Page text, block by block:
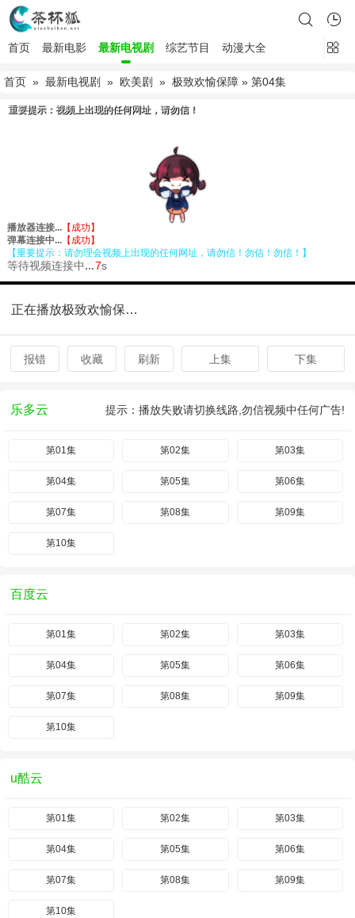
首页 最新电影 最新电视剧 综艺节目 动漫大全
首页 » 最新电视剧 » 欧美剧 » 极致欢愉保障 » 第04集
正在播放极致欢愉保障第04集
报错 收藏 刷新 上集 下集
乐多云 提示：播放失败请切换线路,勿信视频中任何广告!
第01集 第02集 第03集
第04集 第05集 第06集
第07集 第08集 第09集
第10集
百度云
第01集 第02集 第03集
第04集 第05集 第06集
第07集 第08集 第09集
第10集
u酷云
第01集 第02集 第03集
第04集 第05集 第06集
第07集 第08集 第09集
第10集